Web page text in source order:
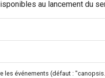
au lancement du
les événements (défaut :